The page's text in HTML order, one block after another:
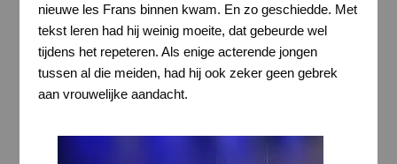
nieuwe les Frans binnen kwam. En zo geschiedde. Met
tekst leren had hij weinig moeite, dat gebeurde wel
tijdens het repeteren. Als enige acterende jongen
tussen al die meiden, had hij ook zeker geen gebrek
aan vrouwelijke aandacht.